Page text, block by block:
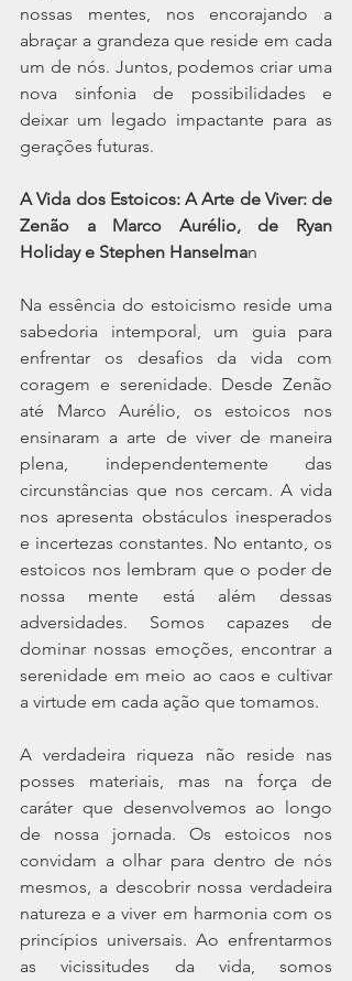
nossas mentes, nos encorajando a
abraçar a grandeza que reside em cada
um de nós. Juntos, podemos criar uma
nova sinfonia de possibilidades e
deixar um legado impactante para as
gerações futuras.
A Vida dos Estoicos: A Arte de Viver: de
Zenão a Marco Aurélio, de Ryan
Holiday e Stephen Hanselman
Na essência do estoicismo reside uma
sabedoria intemporal, um guia para
enfrentar os desafios da vida com
coragem e serenidade. Desde Zenão
até Marco Aurélio, os estoicos nos
ensinaram a arte de viver de maneira
plena, independentemente das
circunstâncias que nos cercam. A vida
nos apresenta obstáculos inesperados
e incertezas constantes. No entanto, os
estoicos nos lembram que o poder de
nossa mente está além dessas
adversidades. Somos capazes de
dominar nossas emoções, encontrar a
serenidade em meio ao caos e cultivar
a virtude em cada ação que tomamos.
A verdadeira riqueza não reside nas
posses materiais, mas na força de
caráter que desenvolvemos ao longo
de nossa jornada. Os estoicos nos
convidam a olhar para dentro de nós
mesmos, a descobrir nossa verdadeira
natureza e a viver em harmonia com os
princípios universais. Ao enfrentarmos
as vicissitudes da vida, somos